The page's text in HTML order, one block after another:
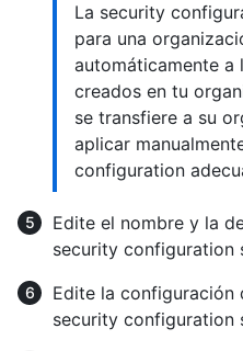
La security
para una
automáticamente a
creados en tu
se transfiere a su
aplicar
configuration
Edite el nombre y la
security configuration
Edite la configuración
security configuration